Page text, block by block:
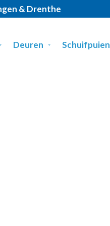
& Drenthe
Deuren Schuifpuien